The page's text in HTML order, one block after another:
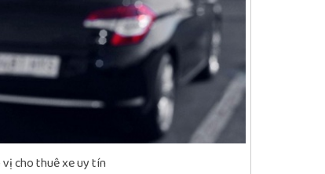
cho thuê xe uy tín